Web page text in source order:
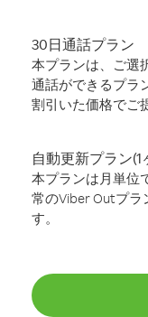
30日通話プラン
本プランは、ご選
通話ができるプラ
割引いた価格でご
自動更新プラン(1
本プランは月単位
常のViber Outプラ
す。